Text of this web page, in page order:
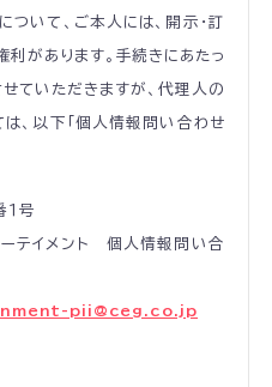
いて、ご本人には、開示・訂
利があります。手続きにあたっ
ていただきますが、代理人の
、以下「個人情報問い合わせ
号
ーテイメント 個人情報問い合
pii@ceg.co.jp